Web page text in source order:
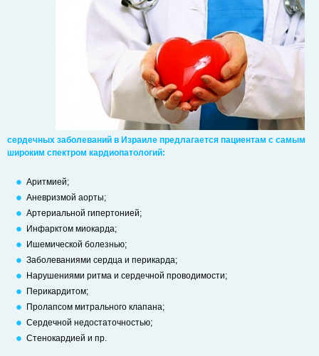
сердечных заболеваний в Израиле предлагается пациентам с самым
широким спектром кардиопатологий:
Аритмией;
Аневризмой аорты;
Артериальной гипертонией;
Инфарктом миокарда;
Ишемической болезнью;
Заболеваниями сердца и перикарда;
Нарушениями ритма и сердечной проводимости;
Перикардитом;
Пролапсом митрального клапана;
Сердечной недостаточностью;
Стенокардией и пр.